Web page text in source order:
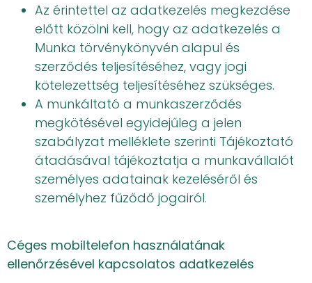
Az érintettel az adatkezelés megkezdése
előtt közölni kell, hogy az adatkezelés a
Munka törvénykönyvén alapul és
szerződés teljesítéséhez, vagy jogi
kötelezettség teljesítéséhez szükséges.
A munkáltató a munkaszerződés
megkötésével egyidejűleg a jelen
szabályzat melléklete szerinti Tájékoztató
átadásával tájékoztatja a munkavállalót
személyes adatainak kezeléséről és
személyhez fűződő jogairól.
Céges mobiltelefon használatának
ellenőrzésével kapcsolatos adatkezelés